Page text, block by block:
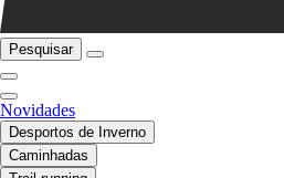
Pesquisar
Novidades
Desportos de Inverno
Caminhadas